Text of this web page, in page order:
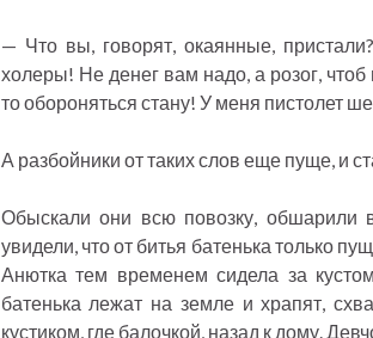
— Что вы, говорят, окаянные,
холеры! Не денег вам надо, а розог,
то обороняться стану! У меня пистолет
А разбойники от таких слов еще пуще, и
Обыскали они всю повозку, обшарили
увидели, что от битья батенька только
Анютка тем временем сидела за
батенька лежат на земле и храпят,
кустиком, где балочкой, назад к дому.